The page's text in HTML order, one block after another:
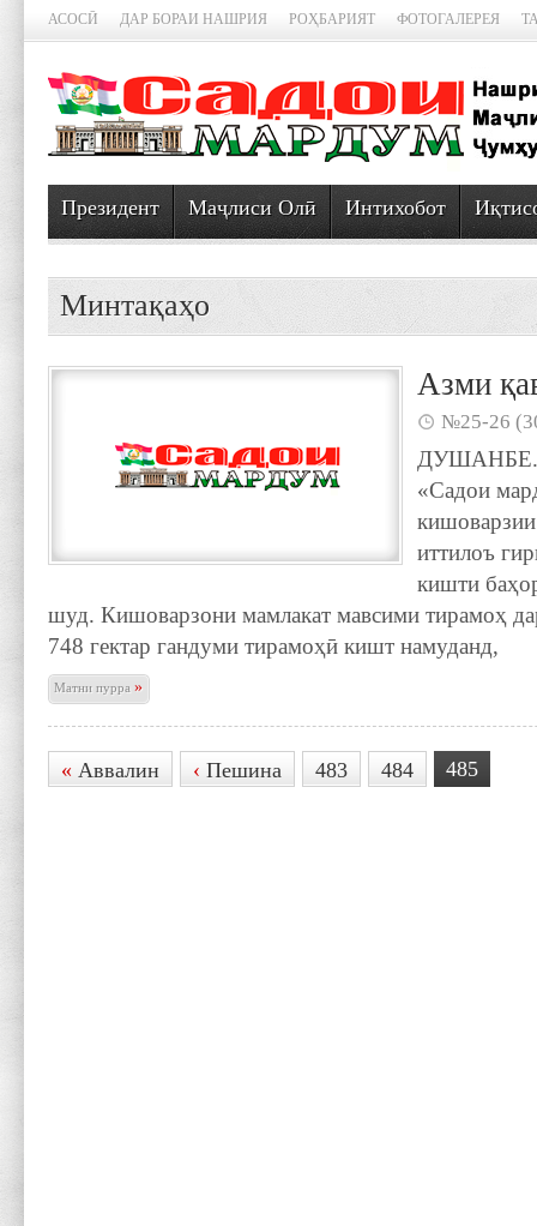
АСОСӢ ДАР БОРАИ НАШРИЯ РОҲБАРИЯТ ФОТОГАЛЕРЕЯ
Президент Маҷлиси Олӣ Интихобот
Минтақаҳо
Азми
№25-26
ДУШАНБЕ.
«Садои
иттилоъ
кишти
шуд. Кишоварзони мамлакат мавсими тирамоҳ
748 гектар гандуми тирамоҳӣ кишт намуданд,
Матни пурра»
« Аввалин ‹ Пешина 483 484 485